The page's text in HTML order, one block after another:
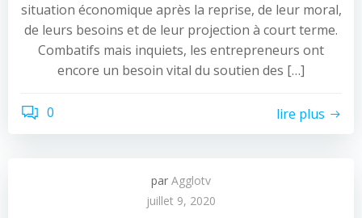
situation économique après la reprise, de leur moral,
de leurs besoins et de leur projection à court terme.
Combatifs mais inquiets, les entrepreneurs ont
encore un besoin vital du soutien des […]
0 lire plus
par Agglotv
juillet 9, 2020